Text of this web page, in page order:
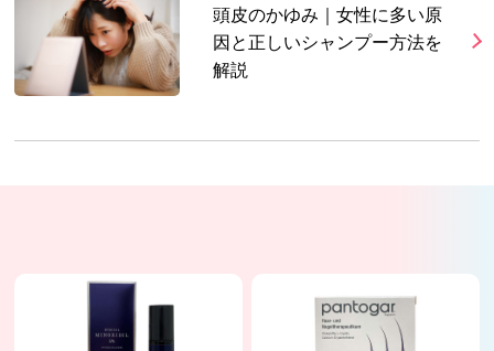
頭皮のかゆみ｜女性に多い原
因と正しいシャンプー方法を
解説